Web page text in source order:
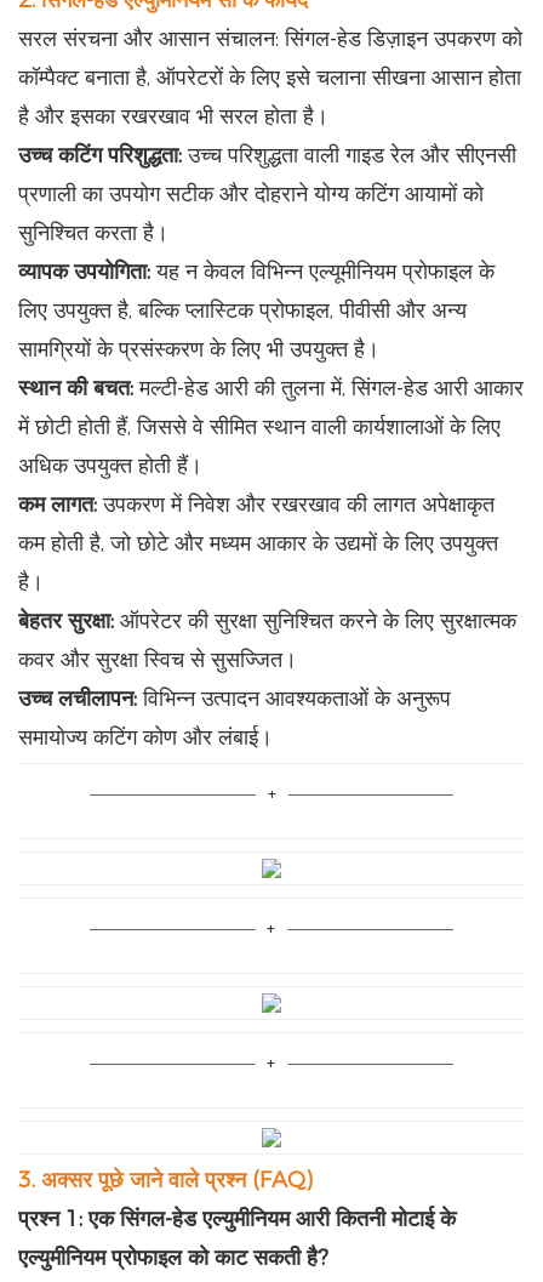
सरल संरचना और आसान संचालन: सिंगल-हेड डिज़ाइन उपकरण को
कॉम्पैक्ट बनाता है, ऑपरेटरों के लिए इसे चलाना सीखना आसान होता
है और इसका रखरखाव भी सरल होता है।
उच्च कटिंग परिशुद्धता:उच्च परिशुद्धता वाली गाइड रेल और सीएनसी
प्रणाली का उपयोग सटीक और दोहराने योग्य कटिंग आयामों को
सुनिश्चित करता है।
व्यापक उपयोगिता:यह न केवल विभिन्न एल्यूमीनियम प्रोफाइल के
लिए उपयुक्त है, बल्कि प्लास्टिक प्रोफाइल, पीवीसी और अन्य
सामग्रियों के प्रसंस्करण के लिए भी उपयुक्त है।
स्थान की बचत:मल्टी-हेड आरी की तुलना में, सिंगल-हेड आरी आकार
में छोटी होती हैं, जिससे वे सीमित स्थान वाली कार्यशालाओं के लिए
अधिक उपयुक्त होती हैं।
कम लागत:उपकरण में निवेश और रखरखाव की लागत अपेक्षाकृत
कम होती है, जो छोटे और मध्यम आकार के उद्यमों के लिए उपयुक्त
है।
बेहतर सुरक्षा: ऑपरेटर की सुरक्षा सुनिश्चित करने के लिए सुरक्षात्मक
कवर और सुरक्षा स्विच से सुसज्जित।
उच्च लचीलापन:विभिन्न उत्पादन आवश्यकताओं के अनुरूप
समायोज्य कटिंग कोण और लंबाई।
3. अक्सर पूछे जाने वाले प्रश्न (FAQ)
प्रश्न 1: एक सिंगल-हेड एल्युमीनियम आरी कितनी मोटाई के
एल्युमीनियम प्रोफाइल को काट सकती है?